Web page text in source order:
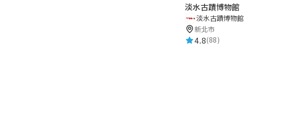
淡水古蹟博物館
淡水古蹟博物館
新北市
4.8(88)